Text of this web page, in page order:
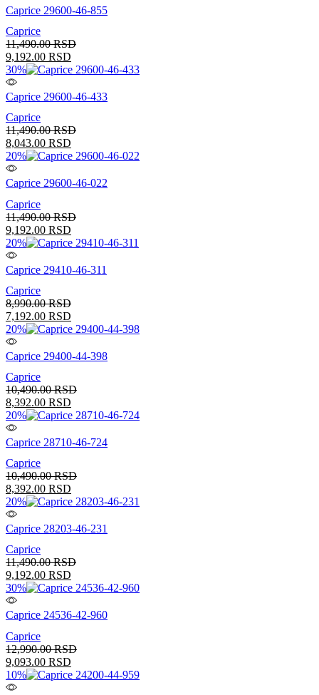
Caprice 29600-46-855
Caprice
11,490.00RSD
9,192.00 RSD
30%
Caprice 29600-46-433
Caprice
11,490.00RSD
8,043.00 RSD
20%
Caprice 29600-46-022
Caprice
11,490.00RSD
9,192.00 RSD
20%
Caprice 29410-46-311
Caprice
8,990.00RSD
7,192.00 RSD
20%
Caprice 29400-44-398
Caprice
10,490.00RSD
8,392.00 RSD
20%
Caprice 28710-46-724
Caprice
10,490.00RSD
8,392.00 RSD
20%
Caprice 28203-46-231
Caprice
11,490.00RSD
9,192.00 RSD
30%
Caprice 24536-42-960
Caprice
12,990.00RSD
9,093.00 RSD
10%